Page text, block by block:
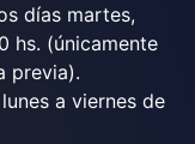
días martes,
hs. (únicamente
previa).
a viernes de